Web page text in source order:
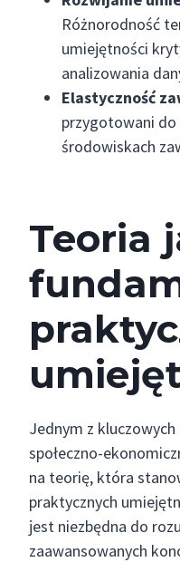
Różnorodność
umiejętności
analizowania
Elastyczność
przygotowani do
środowiskach
Teoria
Jednym z
społeczno-
na teorię, która
praktycznych
jest niezbędna do
zaawansowanych